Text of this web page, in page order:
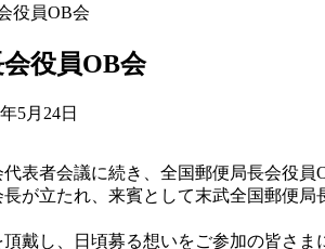
役員OB会
役員OB会
5月24日
表者会議に続き、全国郵便局長会役員
が立たれ、来賓として末武全国郵便
戴し、日頃募る想いをご参加の皆さま